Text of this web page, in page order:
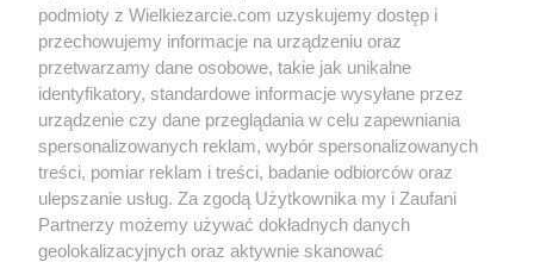
Grupy: Zupy
Zupy na mięsie
Tagi:
biodrówka kapuśniak
kiszona kapusta
kwaśne
tanie wieprzowina
włoszczyzna
zupa
zupa z kapusty więcej tagów
Zobacz wszystkie komentarze (
podmioty z Wielkiezarcie.com uzyskujemy dostęp i
przechowujemy informacje na urządzeniu oraz
przetwarzamy dane osobowe, takie jak unikalne
identyfikatory, standardowe informacje wysyłane przez
urządzenie czy dane przeglądania w celu zapewniania
spersonalizowanych reklam, wybór spersonalizowanych
treści, pomiar reklam i treści, badanie odbiorców oraz
ulepszanie usług. Za zgodą Użytkownika my i Zaufani
Partnerzy możemy używać dokładnych danych
geolokalizacyjnych oraz aktywnie skanować